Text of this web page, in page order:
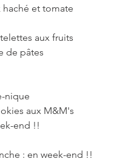
haché et tomate
aux fruits
de pâtes
nique
aux M&M's
end !!
: en week-end !!